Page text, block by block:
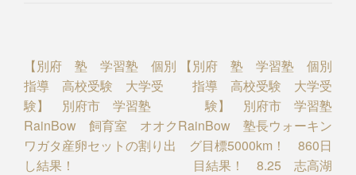
Post
navigation
【別府 塾 学習塾 個別
指導 高校受験 大学受
験】 別府市 学習塾
RainBow 飼育室 オオク
ワガタ産卵セットの割り出
し結果！
【別府 塾 学習塾 個別
指導 高校受験 大学受
験】 別府市 学習塾
RainBow 塾長ウォーキン
グ目標5000km！ 860日
目結果！ 8.25 志高湖